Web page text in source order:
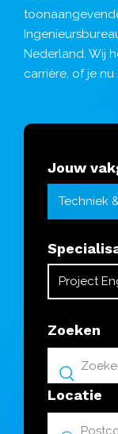
Nederland. Wij
carrière, of je
Jouw
Zoeken
Locatie